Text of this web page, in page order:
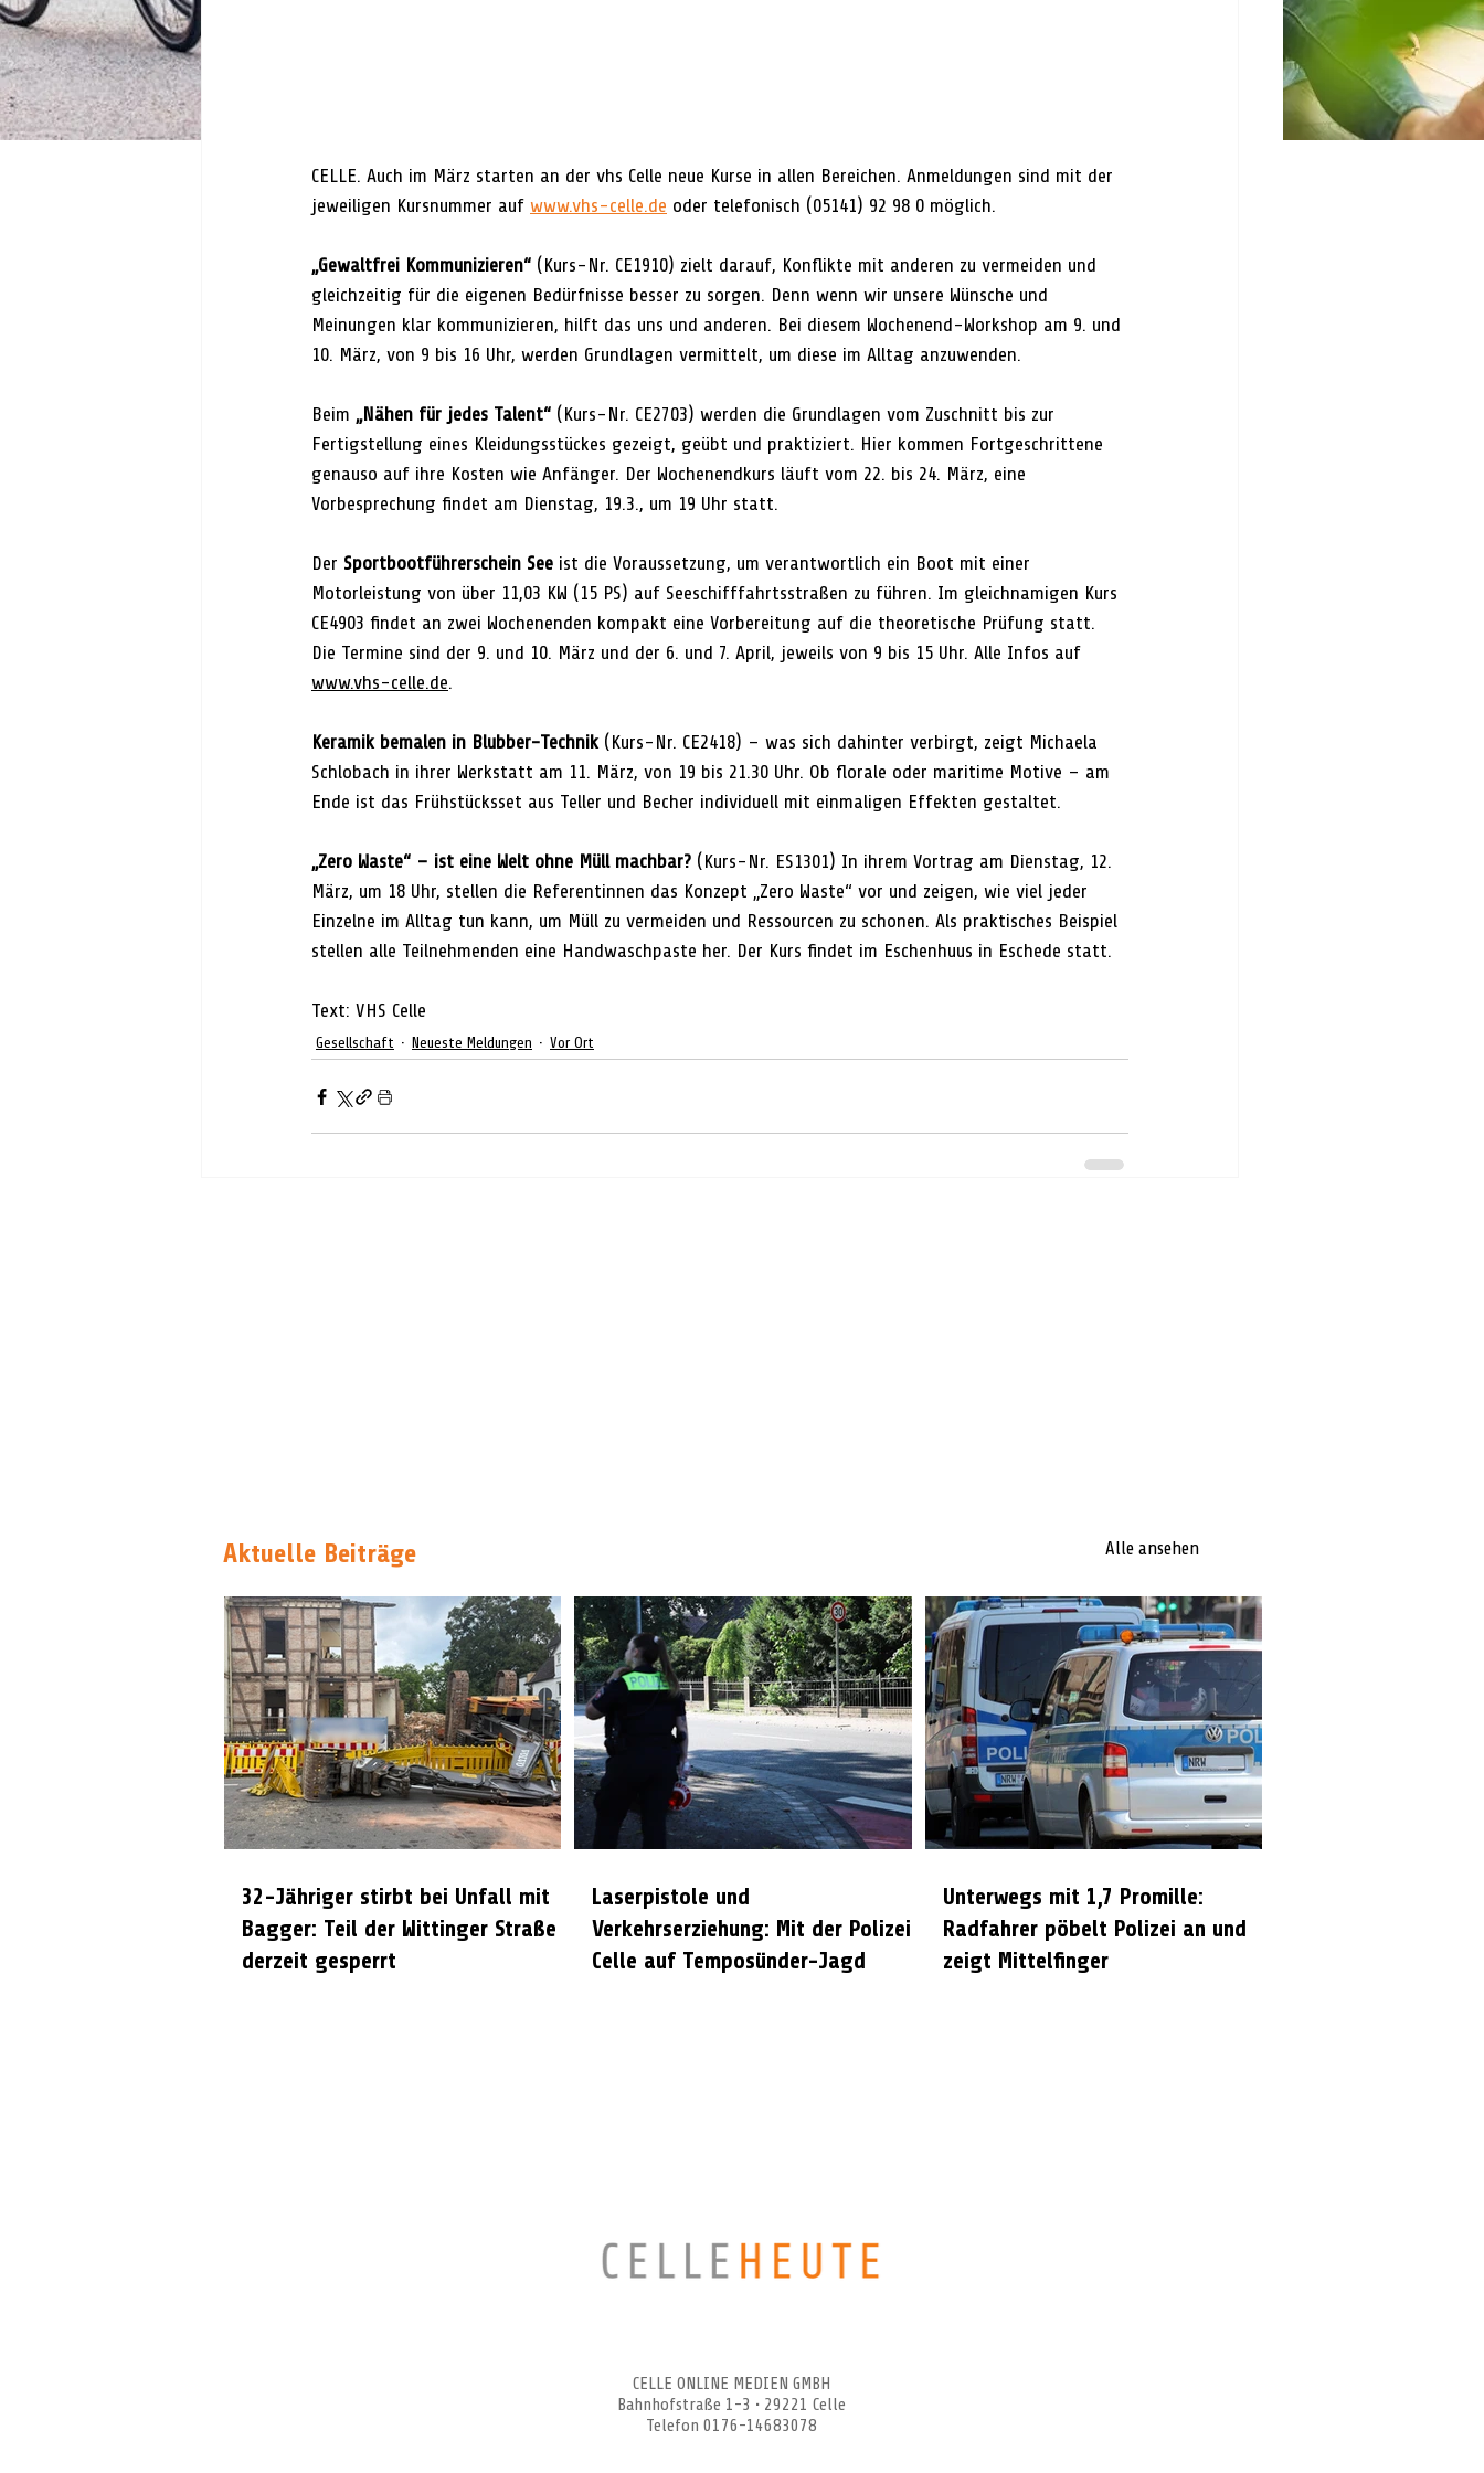
CELLE. Auch im März starten an der vhs Celle neue Kurse in allen Bereichen. Anmeldungen sind mit der
jeweiligen Kursnummer auf www.vhs-celle.de oder telefonisch (05141) 92 98 0 möglich.
„Gewaltfrei Kommunizieren“ (Kurs-Nr. CE1910) zielt darauf, Konflikte mit anderen zu vermeiden und
gleichzeitig für die eigenen Bedürfnisse besser zu sorgen. Denn wenn wir unsere Wünsche und
Meinungen klar kommunizieren, hilft das uns und anderen. Bei diesem Wochenend-Workshop am 9. und
10. März, von 9 bis 16 Uhr, werden Grundlagen vermittelt, um diese im Alltag anzuwenden.
Beim „Nähen für jedes Talent“ (Kurs-Nr. CE2703) werden die Grundlagen vom Zuschnitt bis zur
Fertigstellung eines Kleidungsstückes gezeigt, geübt und praktiziert. Hier kommen Fortgeschrittene
genauso auf ihre Kosten wie Anfänger. Der Wochenendkurs läuft vom 22. bis 24. März, eine
Vorbesprechung findet am Dienstag, 19.3., um 19 Uhr statt.
Der Sportbootführerschein See ist die Voraussetzung, um verantwortlich ein Boot mit einer
Motorleistung von über 11,03 KW (15 PS) auf Seeschifffahrtsstraßen zu führen. Im gleichnamigen Kurs
CE4903 findet an zwei Wochenenden kompakt eine Vorbereitung auf die theoretische Prüfung statt.
Die Termine sind der 9. und 10. März und der 6. und 7. April, jeweils von 9 bis 15 Uhr. Alle Infos auf
www.vhs-celle.de.
Keramik bemalen in Blubber-Technik (Kurs-Nr. CE2418) – was sich dahinter verbirgt, zeigt Michaela
Schlobach in ihrer Werkstatt am 11. März, von 19 bis 21.30 Uhr. Ob florale oder maritime Motive – am
Ende ist das Frühstücksset aus Teller und Becher individuell mit einmaligen Effekten gestaltet.
„Zero Waste“ – ist eine Welt ohne Müll machbar? (Kurs-Nr. ES1301) In ihrem Vortrag am Dienstag, 12.
März, um 18 Uhr, stellen die Referentinnen das Konzept „Zero Waste“ vor und zeigen, wie viel jeder
Einzelne im Alltag tun kann, um Müll zu vermeiden und Ressourcen zu schonen. Als praktisches Beispiel
stellen alle Teilnehmenden eine Handwaschpaste her. Der Kurs findet im Eschenhuus in Eschede statt.
Text: VHS Celle
Gesellschaft Neueste Meldungen Vor Ort
Aktuelle Beiträge Alle ansehen
32-Jähriger stirbt bei Unfall mit
Bagger: Teil der Wittinger Straße
derzeit gesperrt
Laserpistole und
Verkehrserziehung: Mit der Polizei
Celle auf Temposünder-Jagd
Unterwegs mit 1,7 Promille:
Radfahrer pöbelt Polizei an und
zeigt Mittelfinger
CELLE ONLINE MEDIEN GMBH
Bahnhofstraße 1-3 • 29221 Celle
Telefon 0176-14683078